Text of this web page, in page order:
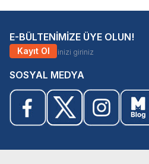
E-BÜLTENİMİZE ÜYE OLUN!
Kayıt Ol
SOSYAL MEDYA